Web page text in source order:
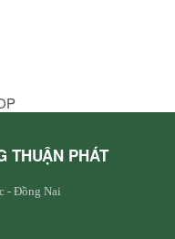
THUẬN PHÁT
- Đồng Nai